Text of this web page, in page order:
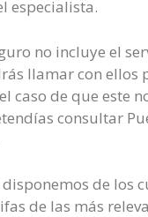
especialista.
no incluye el
llamar con ellos
caso de que este
consultar
de los
de las más